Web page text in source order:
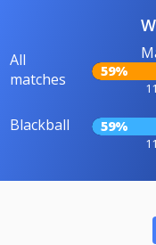
All
matches
59%
Blackball 59%